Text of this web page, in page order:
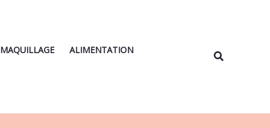
MAQUILLAGE
ALIMENTATION